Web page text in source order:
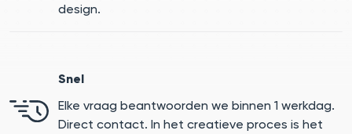
design.
Snel
Elke vraag beantwoorden we binnen 1 werkdag.
Direct contact. In het creatieve proces is het